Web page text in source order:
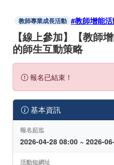
教師專業成長活動 #教師增能
【線上參加】【教師
的師生互動策略
報名已結束！
基本資訊
報名起迄
2026-04-28 08:00 ~ 2026-
活動短網址